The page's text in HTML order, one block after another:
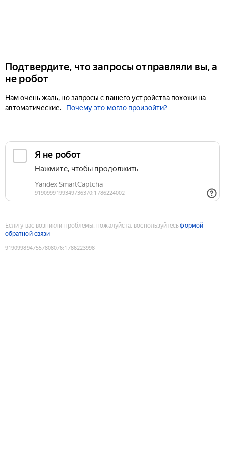
Подтвердите, что запросы отправляли вы, а
не робот
Нам очень жаль, но запросы с вашего устройства похожи на
автоматические.
Почему это могло произойти?
Если у вас возникли проблемы, пожалуйста, воспользуйтесьформой
обратной связи
9190998947557808076:1786223998